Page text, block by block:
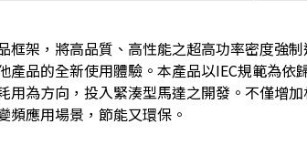
框架，將高品質、高性能之超高功率密度強
品的全新使用體驗。本產品以IEC規範為依
用為方向，投入緊湊型馬達之開發。不僅增
頻應用場景，節能又環保。